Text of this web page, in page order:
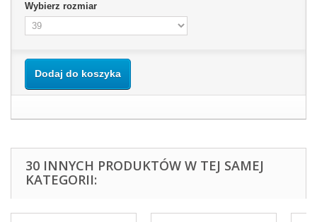
Wybierz rozmiar
Dodaj do koszyka
30 INNYCH PRODUKTÓW W TEJ SAMEJ
KATEGORII: